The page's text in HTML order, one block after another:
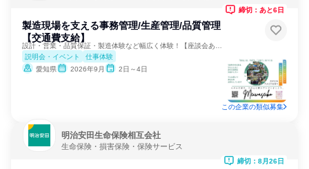
製造現場を支える事務管理/生産管理/品質管理
【交通費支給】
説明会・イベント
仕事体験
愛知県
2026年9月 2日～4日
締切：あと6日
この企業の類似募集
明治安田生命保険相互会社
生命保険・損害保険・保険サービス
締切：8月26日